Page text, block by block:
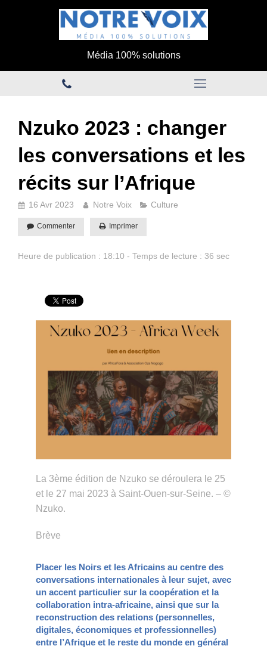
Média 100% solutions
Nzuko 2023 : changer
les conversations et les
récits sur l’Afrique
16 Avr 2023 Notre Voix Culture
Commenter Imprimer
Heure de publication : 18:10 - Temps de lecture : 36 sec
La 3ème édition de Nzuko se déroulera le 25
et le 27 mai 2023 à Saint-Ouen-sur-Seine. – ©
Nzuko.
Brève
Placer les Noirs et les Africains au centre des
conversations internationales à leur sujet, avec
un accent particulier sur la coopération et la
collaboration intra-africaine, ainsi que sur la
reconstruction des relations (personnelles,
digitales, économiques et professionnelles)
entre l’Afrique et le reste du monde en général